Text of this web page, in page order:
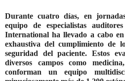
Durante cuatro días, en
equipo de especialistas
International ha llevado a cabo
exhaustiva del cumplimiento de
seguridad del paciente. Estos
diversos campos como
conforman un equipo